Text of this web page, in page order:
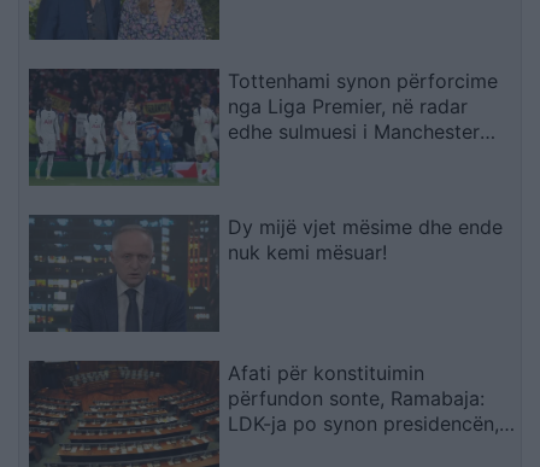
Tottenhami synon përforcime
nga Liga Premier, në radar
edhe sulmuesi i Manchester
Dy mijë vjet mësime dhe ende
nuk kemi mësuar!
Afati për konstituimin
përfundon sonte, Ramabaja:
LDK-ja po synon presidencën,